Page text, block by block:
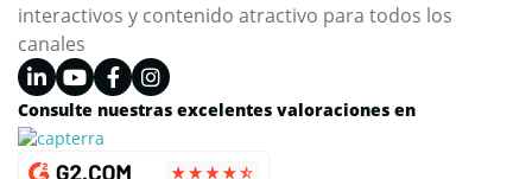
interactivos y contenido atractivo para todos los
canales
Consulte nuestras excelentes valoraciones en